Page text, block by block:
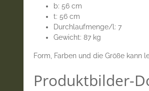
b: 56 cm
t: 56 cm
Durchlaufmenge/l: 7
Gewicht: 87 kg
Form, Farben und die Größe kann
Produktbilder-